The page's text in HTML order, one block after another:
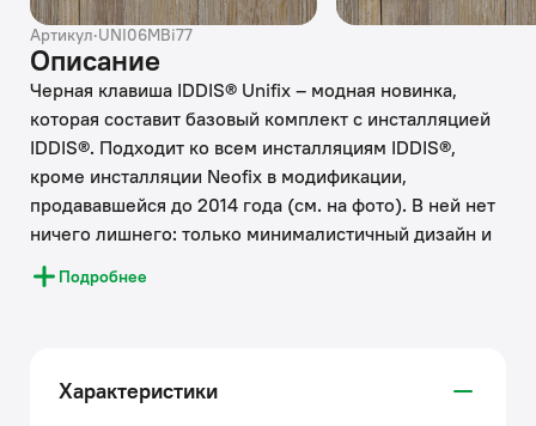
Артикул·UNI06MBi77
Описание
Черная клавиша IDDIS® Unifix – модная новинка,
которая составит базовый комплект с инсталляцией
IDDIS®. Подходит ко всем инсталляциям IDDIS®,
кроме инсталляции Neofix в модификации,
продававшейся до 2014 года (см. на фото). В ней нет
ничего лишнего: только минималистичный дизайн и
рельефные кнопки. Благодаря этому клавиша
гармонично впишется в любую обстановку ванной
ежедневника (24,5 на 16,5 см). Она легко
монтируется и снимается для удобного доступа к
Подробнее
Характеристики